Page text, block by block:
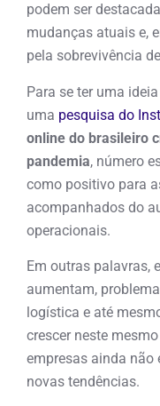
podem ser
mudanças atuais e,
pela sobrevivência
Para se ter uma
uma pesquisa do
online do brasileiro
pandemia, número
como positivo para
acompanhados do
operacionais.
Em outras palavras,
aumentam,
logística e até
crescer neste
empresas ainda não
novas tendências.